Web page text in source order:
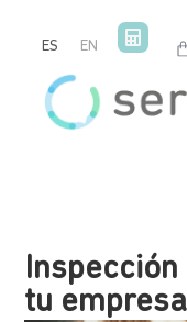
ES EN
Inspección
tu